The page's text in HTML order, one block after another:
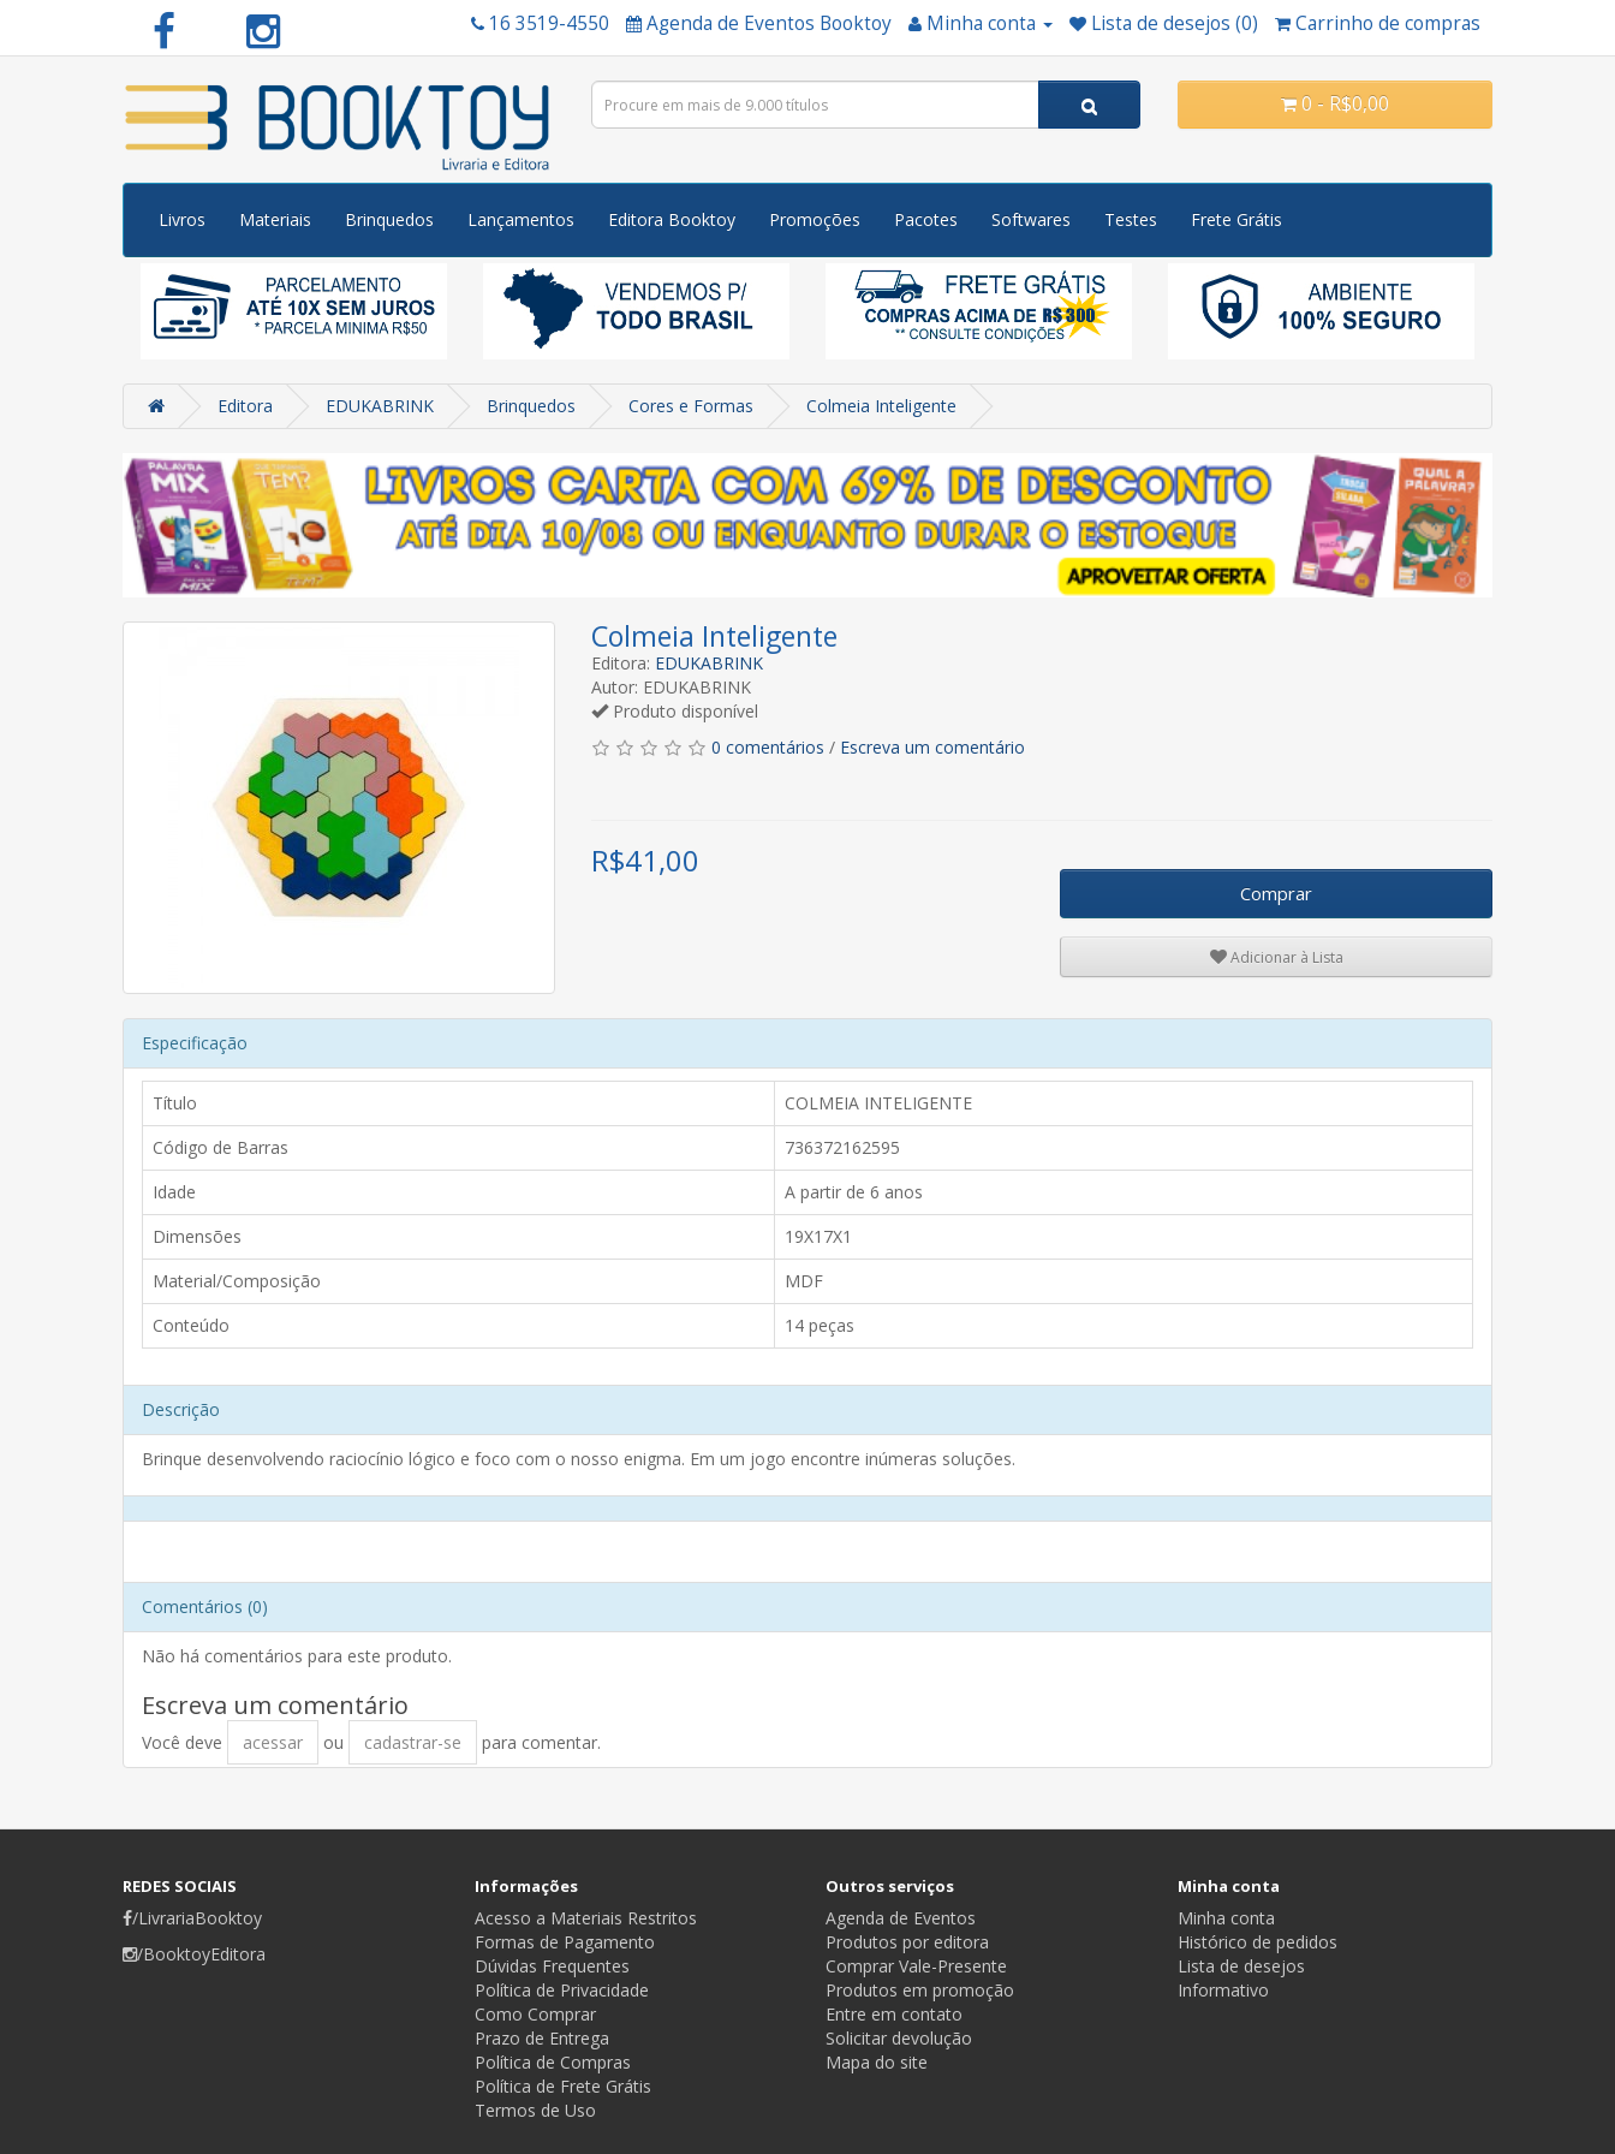
16 3519-4550 Agenda de Eventos Booktoy Minha conta Lista de desejos (0) Carrinho de compras
0 - R$0,00
Livros Materiais Brinquedos Lançamentos Editora Booktoy Promoções Pacotes Softwares Testes Frete Grátis
Editora EDUKABRINK Brinquedos Cores e Formas Colmeia Inteligente
Colmeia Inteligente
Editora: EDUKABRINK
Autor: EDUKABRINK
Produto disponível
0 comentários / Escreva um comentário
R$41,00
Comprar
Adicionar à Lista
Especificação
Título
COLMEIA INTELIGENTE
Código de Barras
736372162595
Idade
A partir de 6 anos
Dimensões
19X17X1
Material/Composição
MDF
Conteúdo
14 peças
Descrição
Brinque desenvolvendo raciocínio lógico e foco com o nosso enigma. Em um jogo encontre inúmeras soluções.
Comentários (0)
Não há comentários para este produto.
Escreva um comentário
Você deve acessar ou cadastrar-se para comentar.
REDES SOCIAIS
/LivrariaBooktoy
/BooktoyEditora
Informações
Acesso a Materiais Restritos
Formas de Pagamento
Dúvidas Frequentes
Política de Privacidade
Como Comprar
Prazo de Entrega
Política de Compras
Política de Frete Grátis
Termos de Uso
Outros serviços
Agenda de Eventos
Produtos por editora
Comprar Vale-Presente
Produtos em promoção
Entre em contato
Solicitar devolução
Mapa do site
Minha conta
Minha conta
Histórico de pedidos
Lista de desejos
Informativo